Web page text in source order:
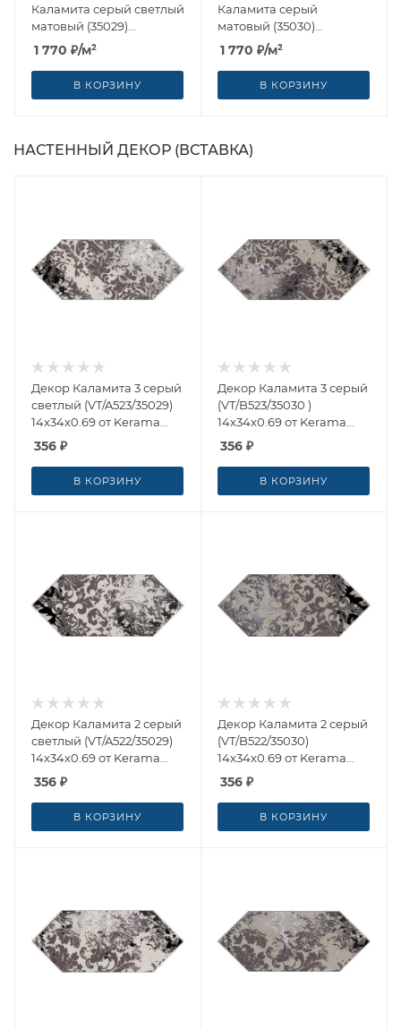
Каламита серый светлый
матовый (35029)
14x34x0.69 от Kerama
Marazzi (Россия)
1 770 ₽/м²
В КОРЗИНУ
Каламита серый
матовый (35030)
14x34x0.69 от Kerama
Marazzi (Россия)
1 770 ₽/м²
В КОРЗИНУ
НАСТЕННЫЙ ДЕКОР (ВСТАВКА)
Декор Каламита 3 серый
светлый (VT/A523/35029)
14x34x0.69 от Kerama
Marazzi (Россия)
356 ₽
В КОРЗИНУ
Декор Каламита 3 серый
(VT/B523/35030 )
14x34x0.69 от Kerama
Marazzi (Россия)
356 ₽
В КОРЗИНУ
Декор Каламита 2 серый
светлый (VT/A522/35029)
14x34x0.69 от Kerama
Marazzi (Россия)
356 ₽
В КОРЗИНУ
Декор Каламита 2 серый
(VT/B522/35030)
14x34x0.69 от Kerama
Marazzi (Россия)
356 ₽
В КОРЗИНУ